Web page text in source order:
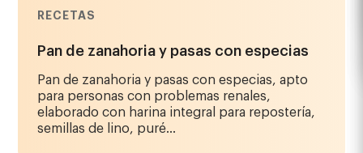
RECETAS
Pan de zanahoria y pasas con especias
Pan de zanahoria y pasas con especias, apto
para personas con problemas renales,
elaborado con harina integral para repostería,
semillas de lino, puré...